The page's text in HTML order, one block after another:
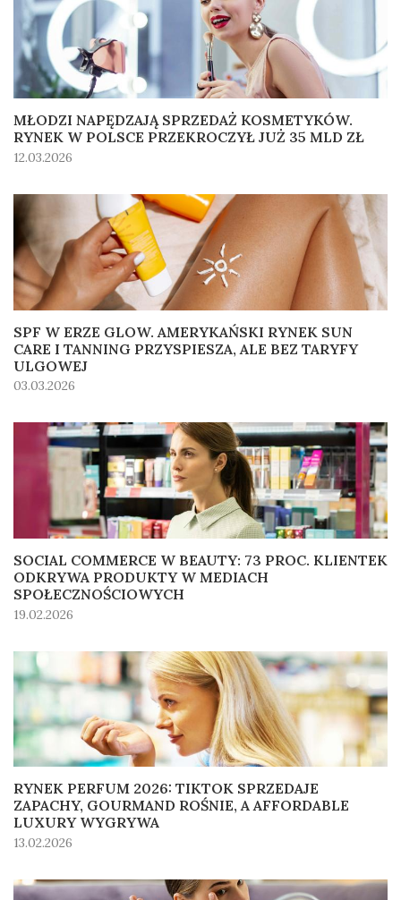
MŁODZI NAPĘDZAJĄ SPRZEDAŻ KOSMETYKÓW.
RYNEK W POLSCE PRZEKROCZYŁ JUŻ 35 MLD ZŁ
12.03.2026
SPF W ERZE GLOW. AMERYKAŃSKI RYNEK SUN
CARE I TANNING PRZYSPIESZA, ALE BEZ TARYFY
ULGOWEJ
03.03.2026
SOCIAL COMMERCE W BEAUTY: 73 PROC. KLIENTEK
ODKRYWA PRODUKTY W MEDIACH
SPOŁECZNOŚCIOWYCH
19.02.2026
RYNEK PERFUM 2026: TIKTOK SPRZEDAJE
ZAPACHY, GOURMAND ROŚNIE, A AFFORDABLE
LUXURY WYGRYWA
13.02.2026